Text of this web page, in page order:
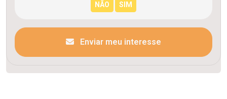
Enviar meu interesse